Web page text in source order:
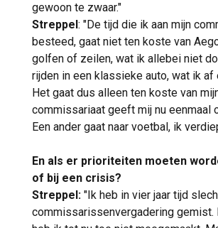
gewoon te zwaar."
Streppel: "De tijd die ik aan mijn
besteed, gaat niet ten koste van
golfen of zeilen, wat ik allebei niet
rijden in een klassieke auto, wat ik af
Het gaat dus alleen ten koste van
commissariaat geeft mij nu eenmaal
Een ander gaat naar voetbal, ik
En als er prioriteiten moeten
of bij een crisis?
Streppel: "Ik heb in vier jaar tijd
commissarissenvergadering gemist.